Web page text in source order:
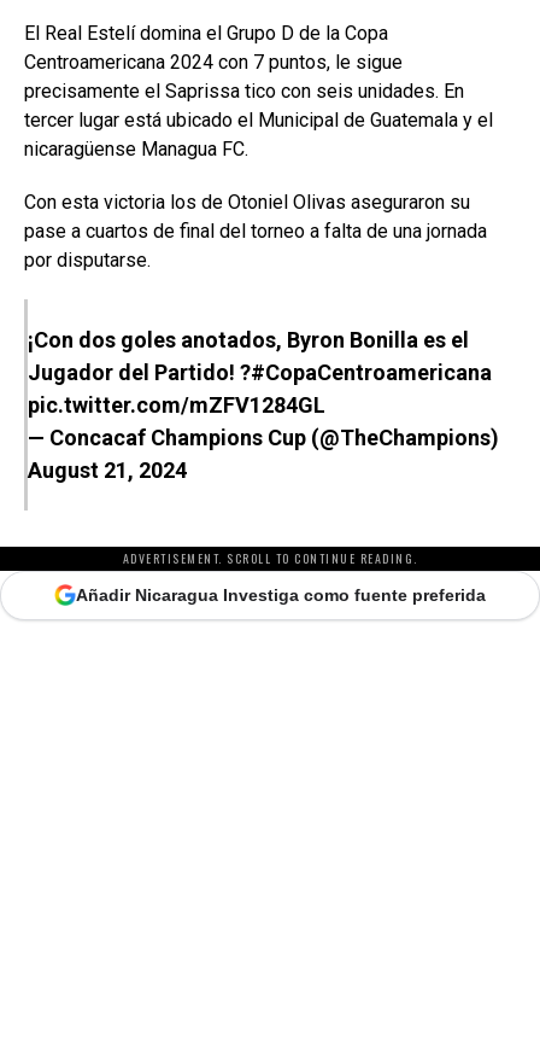
El Real Estelí domina el Grupo D de la Copa
Centroamericana 2024 con 7 puntos, le sigue
precisamente el Saprissa tico con seis unidades. En
tercer lugar está ubicado el Municipal de Guatemala y el
nicaragüense Managua FC.
Con esta victoria los de Otoniel Olivas aseguraron su
pase a cuartos de final del torneo a falta de una jornada
por disputarse.
¡Con dos goles anotados, Byron Bonilla es el
Jugador del Partido! ?#CopaCentroamericana
pic.twitter.com/mZFV1284GL
— Concacaf Champions Cup (@TheChampions)
August 21, 2024
ADVERTISEMENT. SCROLL TO CONTINUE READING.
Añadir Nicaragua Investiga como fuente preferida